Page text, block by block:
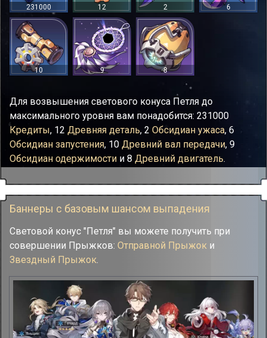
231000 12 2 6
10 9 8
Для возвышения светового конуса Петля до
максимального уровня вам понадобится: 231000
Кредиты, 12 Древняя деталь, 2 Обсидиан ужаса, 6
Обсидиан запустения, 10 Древний вал передачи, 9
Обсидиан одержимости и 8 Древний двигатель.
Баннеры с базовым шансом выпадения
Световой конус "Петля" вы можете получить при
совершении Прыжков: Отправной Прыжок и
Звездный Прыжок.